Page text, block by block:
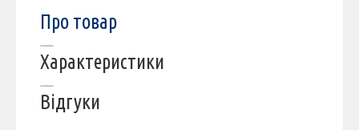
Про товар
Характеристики
Відгуки